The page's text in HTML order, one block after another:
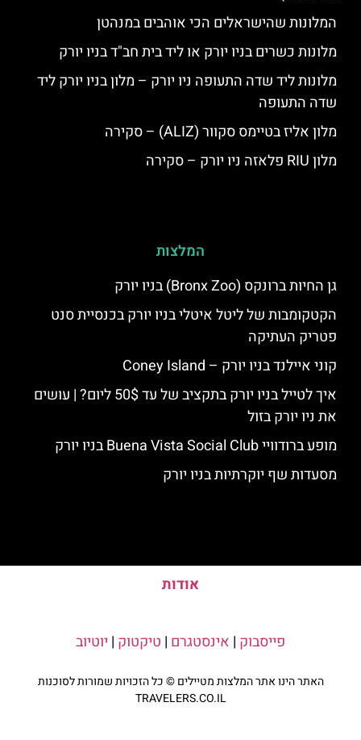
המלונות שהישראלים הכי אוהבים במנהטן
מלונות כשרים בניו יורק או ליד בית חב"ד בניו יורק
מלונות ליד שדה התעופה ניו יורק – מלון בניו יורק ליד
שדה התעופה
מלון אליז בטיימס סקוור (ALIZ) – סקירה
מלון RIU פלאזה ניו יורק – סקירה
המלצות
גן החיות ברונקס (Bronx Zoo) בניו יורק
הקטקומבות של ליטל איטלי בניו יורק בכנסיית סנט
פטריק העתיקה
קוני איילנד בניו יורק – Coney Island
איך לטייל בניו יורק בתקציב של עד 50$ ליום? | עושים
את ניו יורק בזול
מופע ברודוויי Buena Vista Social Club בניו יורק
מסעדות שף יוקרתיות בניו יורק
אודות
פייסבוק | אינסטגרם | טיקטוק | יוטיוב
האתר הינו אתר המלצות מטיילים © כל הזכויות שמורות לסוכנות
TRAVELERS.CO.IL